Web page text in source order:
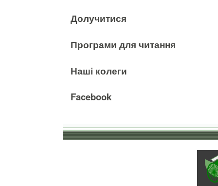
Долучитися
Програми для читання
Наші колеги
Facebook